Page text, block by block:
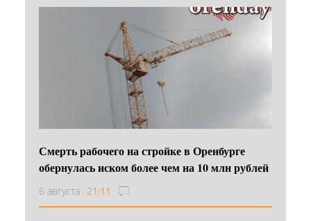
Смерть рабочего на стройке в Оренбурге
обернулась иском более чем на 10 млн рублей
6 августа 21:11